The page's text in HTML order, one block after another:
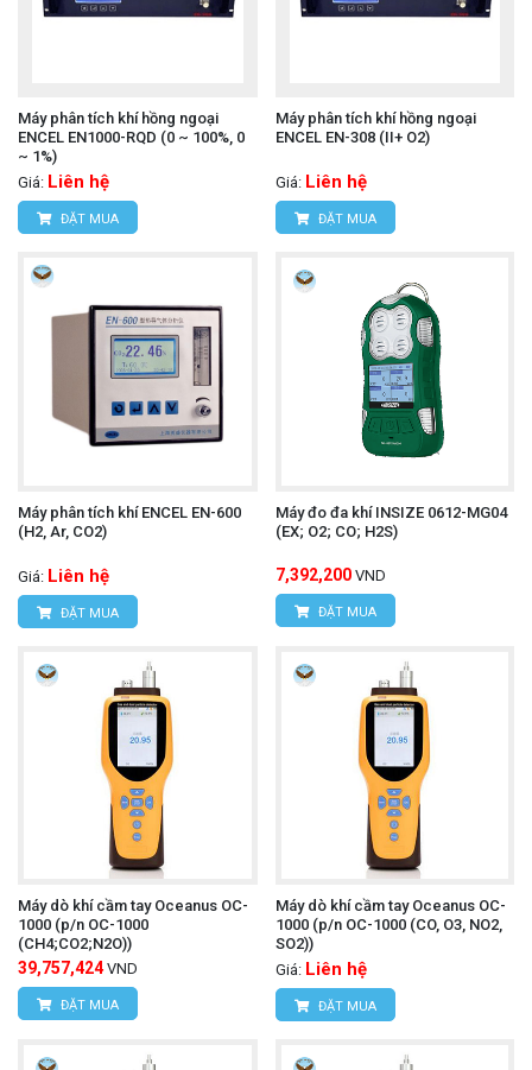
Hotline: 0934.616.395
Tham khảo thêm: Máy đo cường độ ánh sáng
UNI-T UT383S
Máy phân tích khí hồng ngoại
ENCEL EN1000-RQD (0 ~ 100%, 0
~ 1%)
Giá: Liên hệ
ĐẶT MUA
Máy phân tích khí hồng ngoại
ENCEL EN-308 (II+ O2)
Giá: Liên hệ
ĐẶT MUA
Máy phân tích khí ENCEL EN-600
(H2, Ar, CO2)
Giá: Liên hệ
ĐẶT MUA
Máy đo đa khí INSIZE 0612-MG04
(EX; O2; CO; H2S)
7,392,200 VND
ĐẶT MUA
Máy dò khí cầm tay Oceanus OC-
1000 (p/n OC-1000
(CH4;CO2;N2O))
39,757,424 VND
ĐẶT MUA
Máy dò khí cầm tay Oceanus OC-
1000 (p/n OC-1000 (CO, O3, NO2,
SO2))
Giá: Liên hệ
ĐẶT MUA